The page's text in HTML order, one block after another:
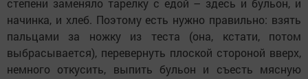
степени заменяло тарелку с едой – здесь и бульон, и
начинка, и хлеб. Поэтому есть нужно правильно: взять
пальцами за ножку из теста (она, кстати, потом
выбрасывается), перевернуть плоской стороной вверх,
немного откусить, выпить бульон и съесть мясную